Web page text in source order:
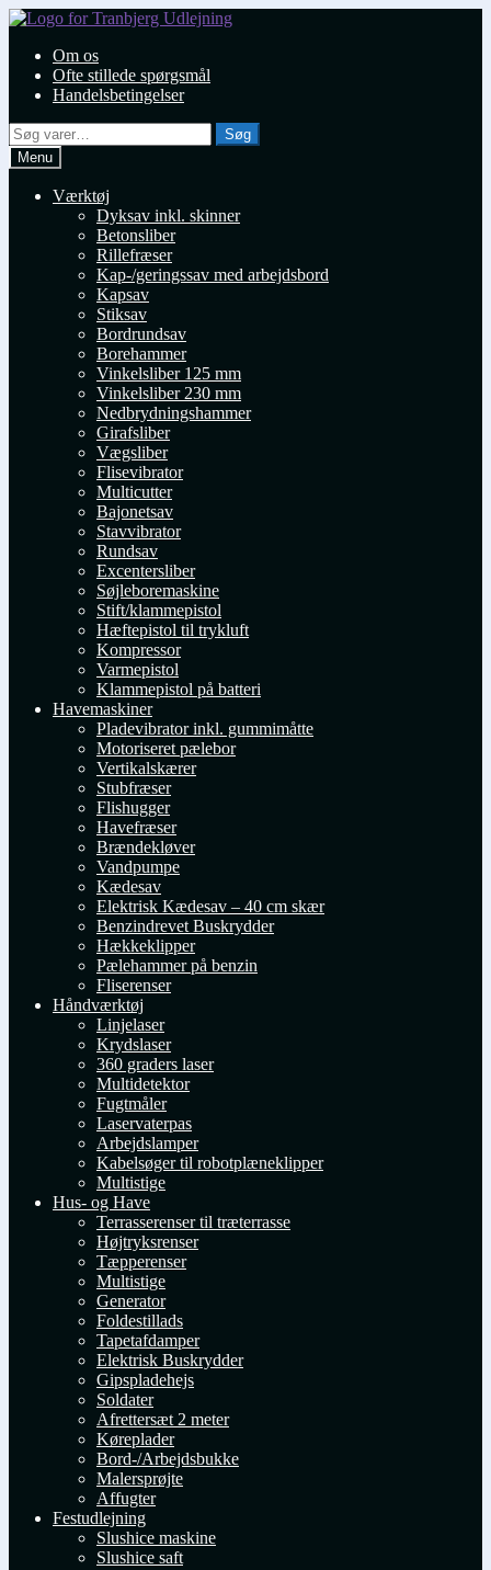
Spring
navigation
Spring
indholdOm os
Ofte stillede spørgsmål
Handelsbetingelser
Søg
efter:
Søg
Menu
Værktøj
Dyksav inkl. skinner
Betonsliber
Rillefræser
Kap-/geringssav med arbejdsbord
Kapsav
Stiksav
Bordrundsav
Borehammer
Vinkelsliber 125 mm
Vinkelsliber 230 mm
Nedbrydningshammer
Girafsliber
Vægsliber
Flisevibrator
Multicutter
Bajonetsav
Stavvibrator
Rundsav
Excentersliber
Søjleboremaskine
Stift/klammepistol
Hæftepistol til trykluft
Kompressor
Varmepistol
Klammepistol på batteri
Havemaskiner
Pladevibrator inkl. gummimåtte
Motoriseret pælebor
Vertikalskærer
Stubfræser
Flishugger
Havefræser
Brændekløver
Vandpumpe
Kædesav
Elektrisk Kædesav – 40 cm skær
Benzindrevet Buskrydder
Hækkeklipper
Pælehammer på benzin
Fliserenser
Håndværktøj
Linjelaser
Krydslaser
360 graders laser
Multidetektor
Fugtmåler
Laservaterpas
Arbejdslamper
Kabelsøger til robotplæneklipper
Multistige
Hus- og Have
Terrasserenser til træterrasse
Højtryksrenser
Tæpperenser
Multistige
Generator
Foldestillads
Tapetafdamper
Elektrisk Buskrydder
Gipspladehejs
Soldater
Afrettersæt 2 meter
Køreplader
Bord-/Arbejdsbukke
Malersprøjte
Affugter
Festudlejning
Slushice maskine
Slushice saft